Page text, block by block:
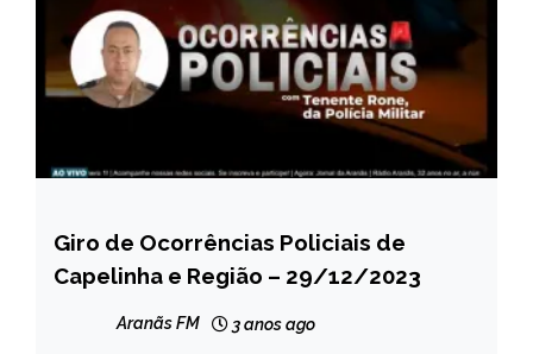
CAPELINHA
MINAS
Giro de Ocorrências Policiais de
Capelinha e Região – 29/12/2023
Aranãs FM 3 anos ago